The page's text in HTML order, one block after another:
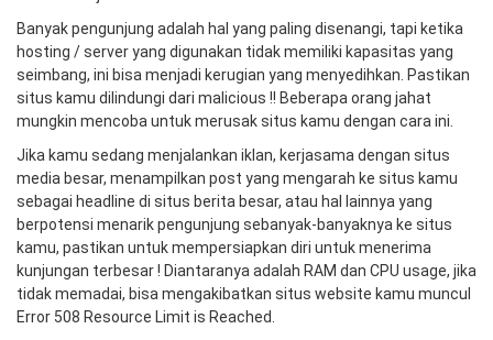
Banyak pengunjung adalah hal yang paling disenangi, tapi ketika
hosting / server yang digunakan tidak memiliki kapasitas yang
seimbang, ini bisa menjadi kerugian yang menyedihkan. Pastikan
situs kamu dilindungi dari malicious !! Beberapa orang jahat
mungkin mencoba untuk merusak situs kamu dengan cara ini.
Jika kamu sedang menjalankan iklan, kerjasama dengan situs
media besar, menampilkan post yang mengarah ke situs kamu
sebagai headline di situs berita besar, atau hal lainnya yang
berpotensi menarik pengunjung sebanyak-banyaknya ke situs
kamu, pastikan untuk mempersiapkan diri untuk menerima
kunjungan terbesar ! Diantaranya adalah RAM dan CPU usage, jika
tidak memadai, bisa mengakibatkan situs website kamu muncul
Error 508 Resource Limit is Reached.